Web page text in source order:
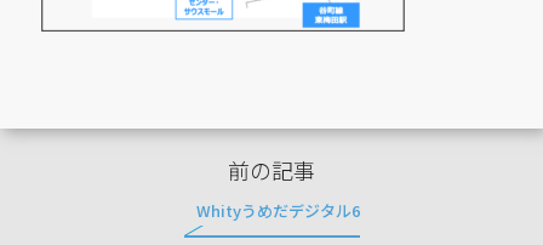
前の記事
Whityうめだデジタル6